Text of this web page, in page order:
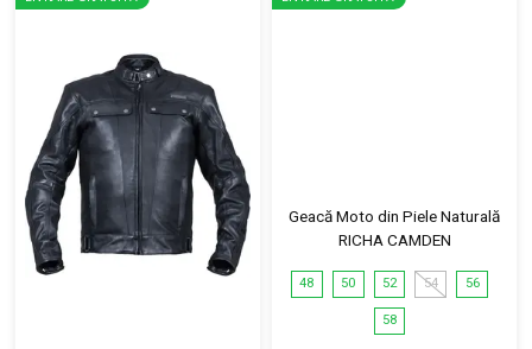
Geacă Moto din Piele Naturală
RICHA CAMDEN
48 50 52 54 56
58